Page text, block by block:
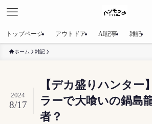
トップページ アウトドア AI記事 雑記
ホーム 雑記
【デカ盛りハンター
ラーで大喰いの鍋島
者？
2024
8/17